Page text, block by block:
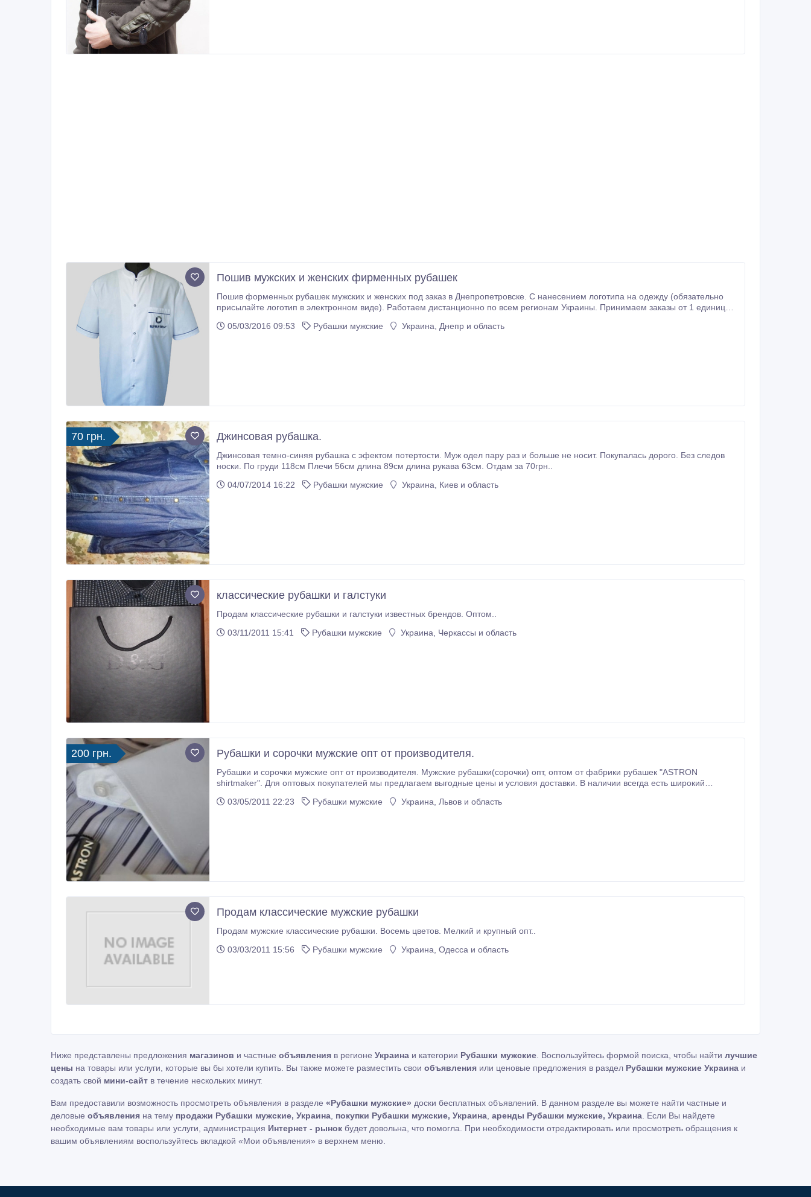
Пошив мужских и женских фирменных рубашек
Пошив форменных рубашек мужских и женских под заказ в Днепропетровске. С нанесением логотипа на одежду (обязательно
присылайте логотип в электронном виде). Работаем дистанционно по всем регионам Украины. Принимаем заказы от 1 единицы
05/03/2016 09:53
Рубашки мужские Украина, Днепр и область
70 грн. Джинсовая рубашка.
Джинсовая темно-синяя рубашка с эфектом потертости. Муж одел пару раз и больше не носит. Покупалась дорого. Без следов
носки. По груди 118см Плечи 56см длина 89см длина рукава 63см. Отдам за 70грн..
04/07/2014 16:22
Рубашки мужские Украина, Киев и область
классические рубашки и галстуки
Продам классические рубашки и галстуки известных брендов. Оптом..
03/11/2011 15:41
Рубашки мужские Украина, Черкассы и область
200 грн. Рубашки и сорочки мужские опт от производителя.
Рубашки и сорочки мужские опт от производителя. Мужские рубашки(сорочки) опт, оптом от фабрики рубашек "ASTRON
shirtmaker". Для оптовых покупателей мы предлагаем выгодные цены и условия доставки. В наличии всегда есть широкий
03/05/2011 22:23
Рубашки мужские Украина, Львов и область
Продам классические мужские рубашки
Продам мужские классические рубашки. Восемь цветов. Мелкий и крупный опт..
03/03/2011 15:56
Рубашки мужские Украина, Одесса и область
Ниже представлены предложения магазинов и частные объявления в регионе Украина и категории Рубашки мужские . Воспользуйтесь формой поиска, чтобы найти лучшие
цены на товары или услуги, которые вы бы хотели купить. Вы также можете разместить свои объявления или ценовые предложения в раздел Рубашки мужские Украина и
создать свой мини-сайт в течение нескольких минут.
Вам предоставили возможность просмотреть объявления в разделе «Рубашки мужские» доски бесплатных объявлений. В данном разделе вы можете найти частные и
деловые объявления на тему продажи Рубашки мужские, Украина покупки Рубашки мужские, Украина аренды Рубашки мужские, Украина . Если Вы найдете
необходимые вам товары или услуги, администрация Интернет - рынок будет довольна, что помогла. При необходимости отредактировать или просмотреть обращения к
вашим объявлениям воспользуйтесь вкладкой «Мои объявления» в верхнем меню.